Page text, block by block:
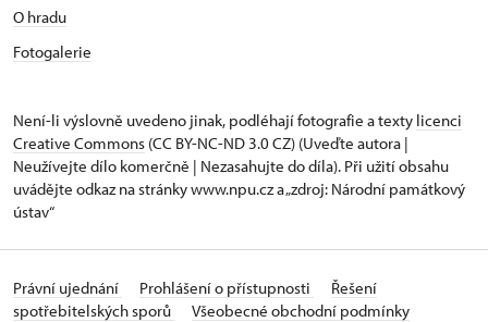
O hradu
Fotogalerie
Není-li výslovně uvedeno jinak, podléhají fotografie a texty licenci
Creative Commons (CC BY-NC-ND 3.0 CZ) (Uveďte autora |
Neužívejte dílo komerčně | Nezasahujte do díla). Při užití obsahu
uvádějte odkaz na stránky www.npu.cz a „zdroj: Národní památkový
ústav“
Právní ujednání Prohlášení o přístupnosti
Řešení
spotřebitelských sporů
Všeobecné obchodní podmínky